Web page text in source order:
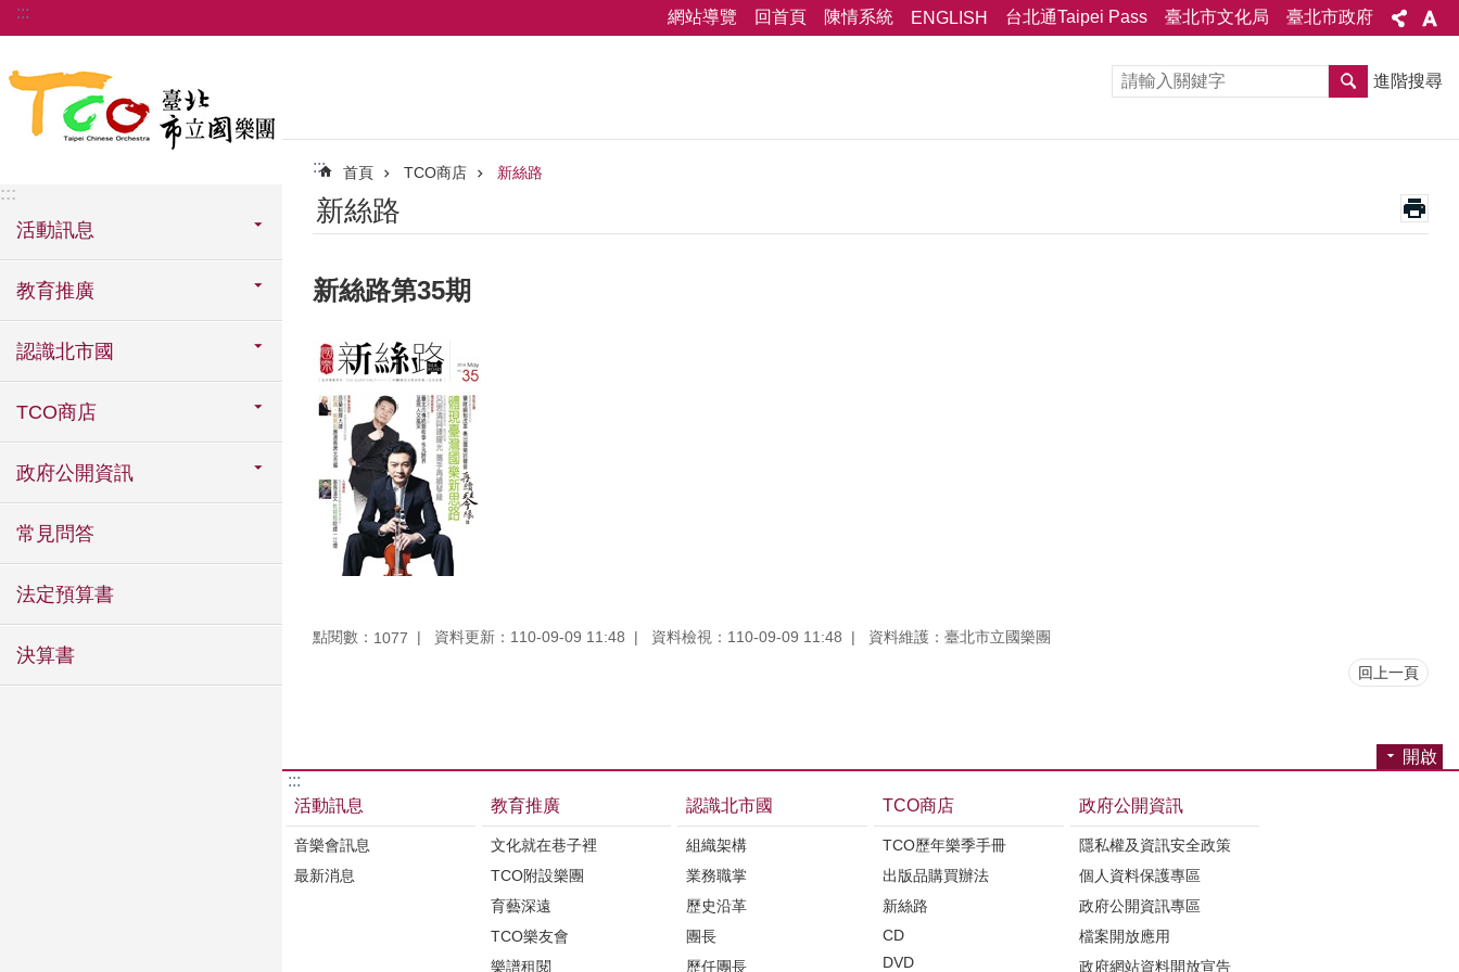
跳到主要內容區塊
::: 網站導覽 回首頁 陳情系統 ENGLISH 台北通Taipei Pass 臺北市文化局 臺北市政府
:::
活動訊息
教育推廣
認識北市國
TCO商店
政府公開資訊
常見問答
法定預算書
決算書
進階搜尋
::: 首頁 TCO商店 新絲路
新絲路
新絲路第35期
點閱數： 1077 資料更新：110-09-09 11:48 資料檢視：110-09-09 11:48 資料維護：臺北市立國樂團
回上一頁
開啟
:::
活動訊息
音樂會訊息
最新消息
教育推廣
文化就在巷子裡
TCO附設樂團
育藝深遠
TCO樂友會
樂譜租閱
認識北市國
組織架構
業務職掌
歷史沿革
團長
歷任團長
TCO商店
TCO歷年樂季手冊
出版品購買辦法
新絲路
CD
DVD
政府公開資訊
隱私權及資訊安全政策
個人資料保護專區
政府公開資訊專區
檔案開放應用
政府網站資料開放宣告